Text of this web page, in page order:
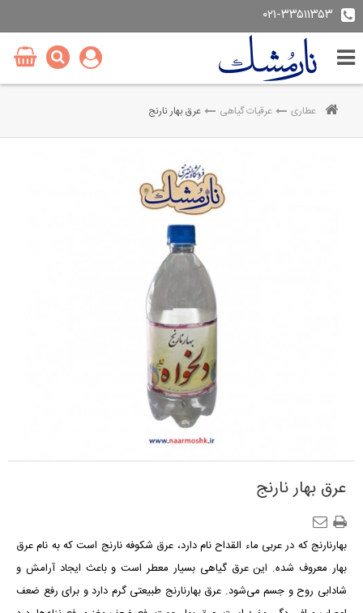
۰۲۱-۳۳۵۱۱۳۵۳
عطاری عرقیات گیاهی عرق بهار نارنج
عرق بهار نارنج
بهارنارنج که در عربی ماء القداح نام دارد، عرق شکوفه نارنج است که به نام عرق
بهار معروف شده. این عرق گیاهی بسیار معطر است وباعث ایجاد آرامش و
شادابی روح و جسممی‌شود. عرق بهارنارنج طبیعتی گرم دارد و برای رفع ضعف